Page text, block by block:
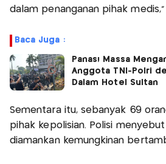
dalam penanganan pihak medis,”
Baca Juga :
Panas! Massa
Anggota TNI-Polri
Dalam Hotel Sultan
Sementara itu, sebanyak 69
pihak kepolisian. Polisi
diamankan kemungkinan